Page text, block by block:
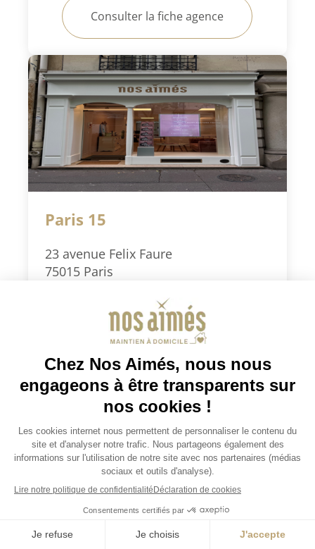
Je demande un devis JOBS / EMPLOIS
Consulter la fiche agence
Paris 15
23 avenue Felix Faure
75015 Paris
paris15@nosaimes.fr
Secteurs d’intervention : Paris Sud
(5e, 6e, 7e, 13e, 14e, 15e) et 92 Sud
(Montrouge, Clamart, Vanves,
Malakoff, Châtillon)
Je demande un devis
Consulter la fiche agence